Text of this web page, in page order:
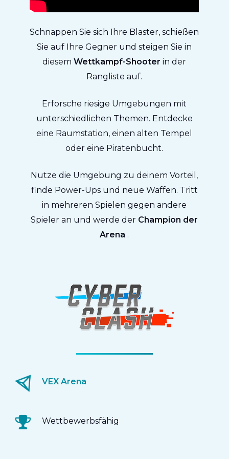
VEX Arena
Wettbewerbsfähig
Schnappen Sie sich Ihre Blaster, schießen
Sie auf Ihre Gegner und steigen Sie in
diesemWettkampf-Shooter in der
Rangliste auf.
Erforsche riesige Umgebungen mit
unterschiedlichen Themen. Entdecke
eine Raumstation, einen alten Tempel
oder eine Piratenbucht.
Nutze die Umgebung zu deinem Vorteil,
finde Power-Ups und neue Waffen. Tritt
in mehreren Spielen gegen andere
Spieler an und werde der Champion der
Arena .